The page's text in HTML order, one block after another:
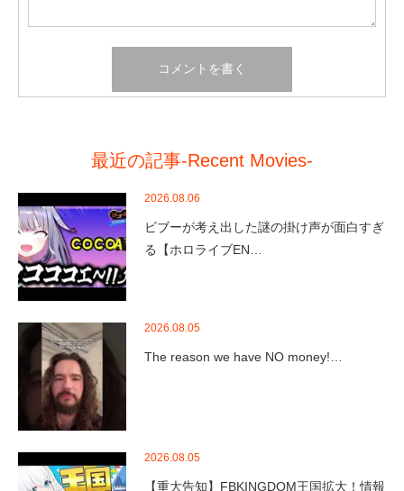
最近の記事-Recent Movies-
2026.08.06
ビブーが考え出した謎の掛け声が面白すぎ
る【ホロライブEN…
2026.08.05
The reason we have NO money!…
2026.08.05
【重大告知】FBKINGDOM王国拡大！情報